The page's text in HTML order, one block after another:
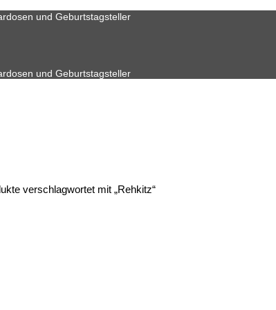
und Geburtstagsteller
und Geburtstagsteller
verschlagwortet mit „Rehkitz“